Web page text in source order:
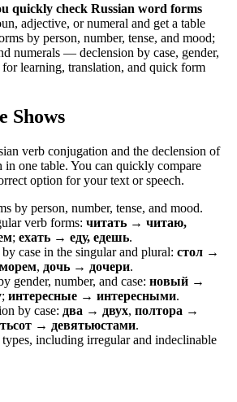
quickly check Russian word forms
adjective, or numeral and get a table
by person, number, tense, and mood;
numerals — declension by case, gender,
learning, translation, and quick form
Shows
verb conjugation and the declension of
in one table. You can quickly compare
option for your text or speech.
by person, number, tense, and mood.
verb forms: читать → читаю,
; ехать → еду, едешь.
case in the singular and plural: стол →
, дочь → дочери.
gender, number, and case: новый →
; интересные → интересными.
by case: два → двух, полтора →
→ девятьюстами.
including irregular and indeclinable